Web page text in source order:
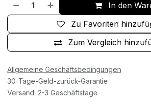
In den
Zum Vergleich
Zu Favoriten
Allgemeine Geschäftsbedingungen
30-Tage-Geld-zurück-Garantie
Versand: 2-3 Geschäftstage